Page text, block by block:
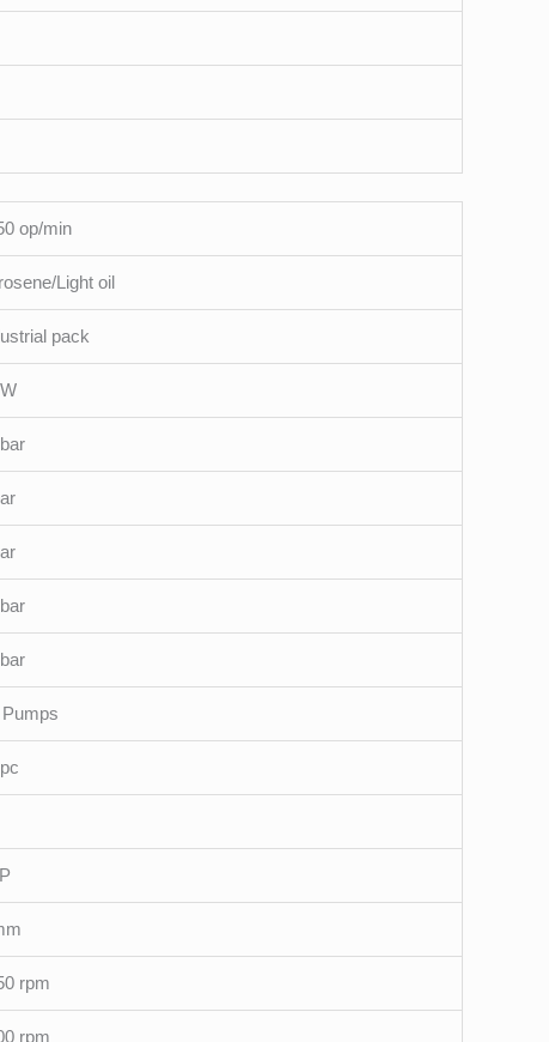
op/min
Light oil
pack
rpm
rpm